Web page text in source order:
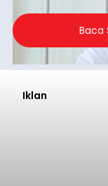
balitribune.co.id
Asli Daerah (PAD)
menunjukkan tren
realisasi
Rp4,1 triliun atau
per bulan,
rata-rata
Badung